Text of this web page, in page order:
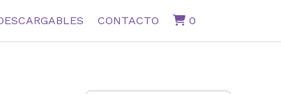
CONTACTO 0